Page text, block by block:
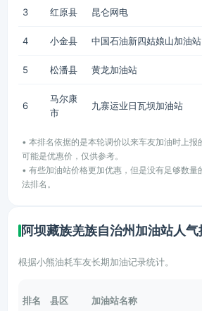
3 红原县 昆仑网电
4 小金县 中国石油新四姑娘山加油站
5 松潘县 黄龙加油站
6
马尔康
市
九寨运业日瓦坝加油站
• 本排名依据的是本轮调价以来车友加油时上报
可能是优惠价，仅供参考。
• 有些加油站价格更加优惠，但是没有足够数量
法排名。
阿坝藏族羌族自治州加油站人气
根据小熊油耗车友长期加油记录统计。
排名 县区 加油站名称